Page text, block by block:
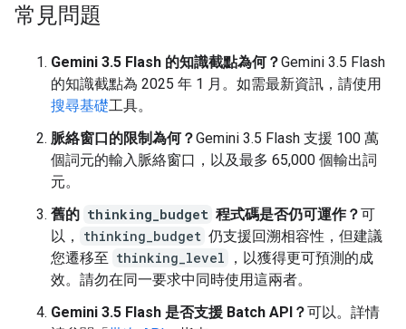
常見問題
Gemini 3.5 Flash 的知識截點為何？Gemini 3.5 Flash
的知識截點為 2025 年 1 月。如需最新資訊，請使用
搜尋基礎工具。
脈絡窗口的限制為何？Gemini 3.5 Flash 支援 100 萬
個詞元的輸入脈絡窗口，以及最多 65,000 個輸出詞
元。
舊的 thinking_budget 程式碼是否仍可運作？可
以，
thinking_budget 仍支援回溯相容性，但建議
您遷移至 thinking_level
，以獲得更可預測的成
效。請勿在同一要求中同時使用這兩者。
Gemini 3.5 Flash 是否支援 Batch API？可以。詳情